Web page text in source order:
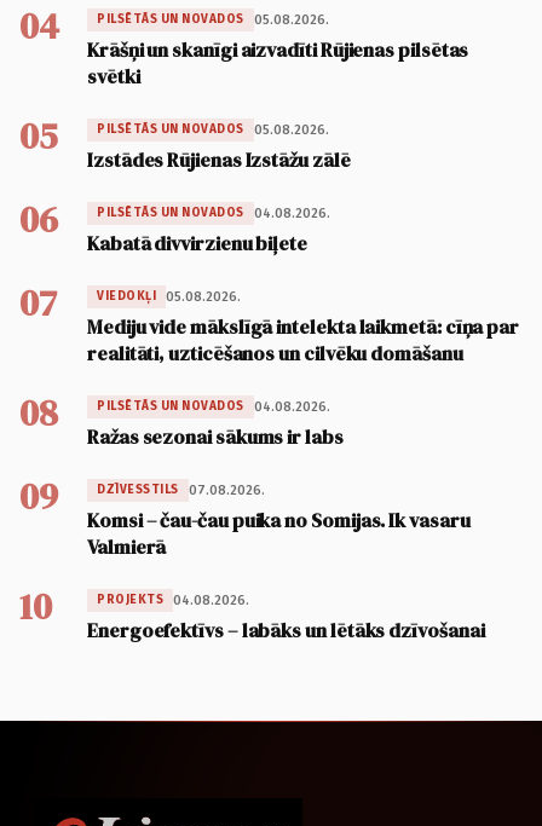
04 PILSĒTĀS UN NOVADOS 05.08.2026.
Krāšņi un skanīgi aizvadīti Rūjienas pilsētas
svētki
05 PILSĒTĀS UN NOVADOS 05.08.2026.
Izstādes Rūjienas Izstāžu zālē
06 PILSĒTĀS UN NOVADOS 04.08.2026.
Kabatā divvirzienu biļete
07 VIEDOKĻI 05.08.2026.
Mediju vide mākslīgā intelekta laikmetā: cīņa par
realitāti, uzticēšanos un cilvēku domāšanu
08 PILSĒTĀS UN NOVADOS 04.08.2026.
Ražas sezonai sākums ir labs
09 DZĪVESSTILS 07.08.2026.
Komsi – čau-čau puika no Somijas. Ik vasaru
Valmierā
10 PROJEKTS 04.08.2026.
Energoefektīvs – labāks un lētāks dzīvošanai